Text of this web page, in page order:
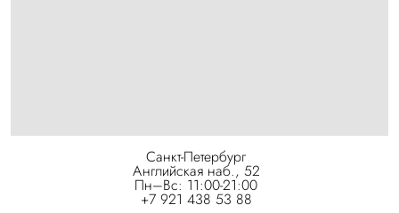
Санкт-Петербург
Английская наб., 52
Пн–Вс: 11:00-21:00
+7 921 438 53 88